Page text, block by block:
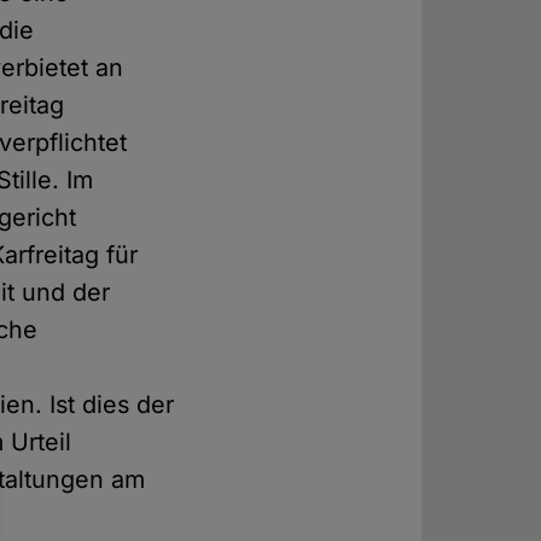
an
Im
für
und der
Ist dies der
Urteil
am